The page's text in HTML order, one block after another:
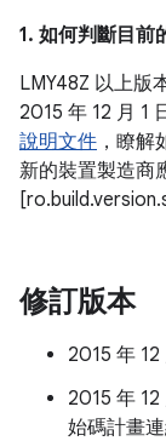
1. 如何判斷目前
LMY48Z 以上版
2015 年 12 月 1
說明文件 ，瞭
新的裝置製造商
修訂版本
2015 年 12
2015 年
始碼計畫連